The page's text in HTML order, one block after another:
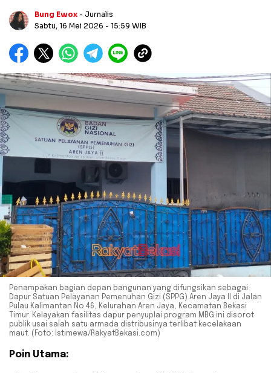
Bung Ewox - Jurnalis
Sabtu, 16 Mei 2026 - 15:59 WIB
Penampakan bagian depan bangunan yang difungsikan sebagai
Dapur Satuan Pelayanan Pemenuhan Gizi (SPPG) Aren Jaya II di Jalan
Pulau Kalimantan No 46, Kelurahan Aren Jaya, Kecamatan Bekasi
Timur. Kelayakan fasilitas dapur penyuplai program MBG ini disorot
publik usai salah satu armada distribusinya terlibat kecelakaan
maut. (Foto: Istimewa/RakyatBekasi.com)
Poin Utama: